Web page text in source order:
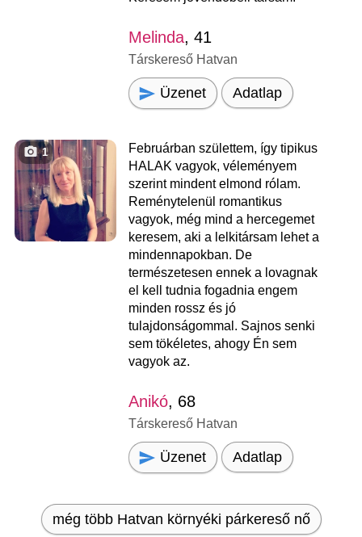
Melinda, 41
Társkereső Hatvan
Üzenet Adatlap
1
Februárban születtem, így tipikus
HALAK vagyok, véleményem
szerint mindent elmond rólam.
Reménytelenül romantikus
vagyok, még mind a hercegemet
keresem, aki a lelkitársam lehet a
mindennapokban. De
természetesen ennek a lovagnak
el kell tudnia fogadnia engem
minden rossz és jó
tulajdonságommal. Sajnos senki
sem tökéletes, ahogy Én sem
vagyok az.
Anikó, 68
Társkereső Hatvan
Üzenet Adatlap
még több Hatvan környéki párkereső nő